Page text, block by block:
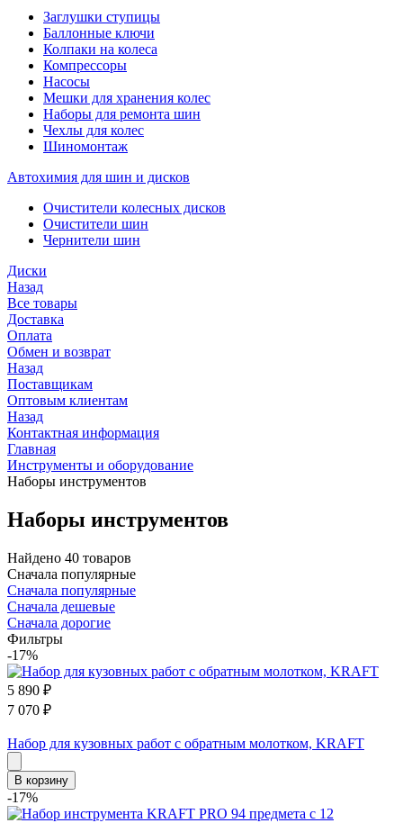
Заглушки ступицы
Баллонные ключи
Колпаки на колеса
Компрессоры
Насосы
Мешки для хранения колес
Наборы для ремонта шин
Чехлы для колес
Шиномонтаж
Автохимия для шин и дисков
Очистители колесных дисков
Очистители шин
Чернители шин
Диски
Назад
Все товары
Доставка
Оплата
Обмен и возврат
Назад
Поставщикам
Оптовым клиентам
Назад
Контактная информация
Главная
Инструменты и оборудование
Наборы инструментов
Наборы инструментов
Найдено 40 товаров
Сначала популярные
Сначала популярные
Сначала дешевые
Сначала дорогие
Фильтры
-17%
5 890 ₽
7 070 ₽
Набор для кузовных работ с обратным молотком, KRAFT
В корзину
-17%